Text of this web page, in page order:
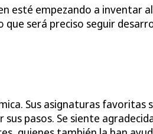
esté empezando a inventar
será preciso seguir
Sus asignaturas
sus pasos. Se siente